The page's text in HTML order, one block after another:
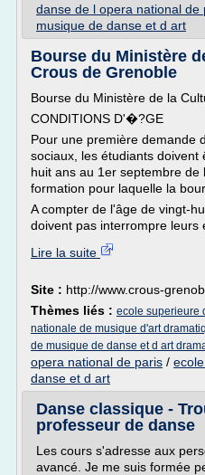
danse de l opera national de
musique de danse et d art
Bourse du Ministère
Crous de Grenoble
Bourse du Ministère de la
CONDITIONS D'�?GE
Pour une première demande
sociaux, les étudiants doivent
huit ans au 1er septembre
formation pour laquelle la
A compter de l'âge de vingt-
doivent pas interrompre leurs
Lire la suite
Site : http://www.crous-
Thèmes liés : ecole superieure
nationale de musique d'art
de musique de danse et d art
opera national de paris /
danse et d art
Danse classique -
professeur de danse
Les cours s'adresse aux
avancé. Je me suis formée